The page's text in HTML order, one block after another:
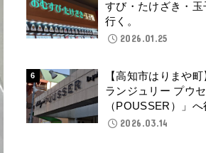
すび・たけざき・玉
行く。
2026.01.25
【高知市はりまや
ランジュリー プウセ
（POUSSER）」へ
2026.03.14